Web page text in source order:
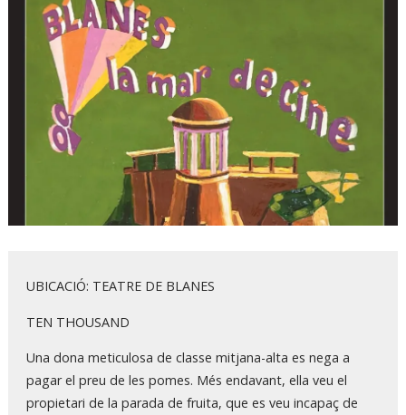
UBICACIÓ: TEATRE DE BLANES
TEN THOUSAND
Una dona meticulosa de classe mitjana-alta es nega a
pagar el preu de les pomes. Més endavant, ella veu el
propietari de la parada de fruita, que es veu incapaç de